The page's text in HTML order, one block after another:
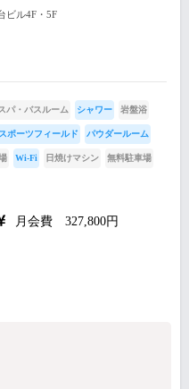
ビル4F・5F
スパ・バスルーム シャワー 岩盤浴
スポーツフィールド パウダールーム
Wi-Fi 日焼けマシン 無料駐車場
月会費 327,800円